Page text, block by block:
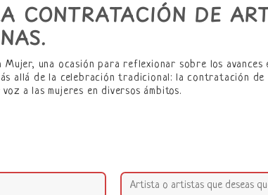
CONTRATACIÓN DE
una ocasión para reflexionar sobre los avances
allá de la celebración tradicional: la contratación
a las mujeres en diversos ámbitos.